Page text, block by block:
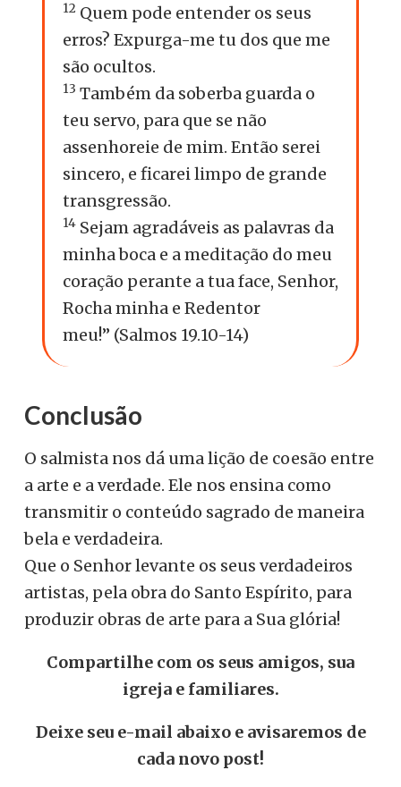
12 Quem pode entender os seus
erros? Expurga-me tu dos que me
são ocultos.
13 Também da soberba guarda o
teu servo, para que se não
assenhoreie de mim. Então serei
sincero, e ficarei limpo de grande
transgressão.
14 Sejam agradáveis as palavras da
minha boca e a meditação do meu
coração perante a tua face, Senhor,
Rocha minha e Redentor
meu!” (Salmos 19.10-14)
Conclusão
O salmista nos dá uma lição de coesão entre
a arte e a verdade. Ele nos ensina como
transmitir o conteúdo sagrado de maneira
bela e verdadeira.
Que o Senhor levante os seus verdadeiros
artistas, pela obra do Santo Espírito, para
produzir obras de arte para a Sua glória!
Compartilhe com os seus amigos, sua
igreja e familiares.
Deixe seu e-mail abaixo e avisaremos de
cada novo post!